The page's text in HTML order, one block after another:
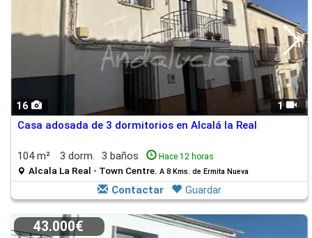
16 1
Casa adosada de 3 dormitorios en Alcalá la Real
104 m² 3 dorm. 3 baños Hace 12 horas
Alcala La Real - Town Centre. A 8 Kms. de Ermita Nueva
Contactar Guardar
43.000€